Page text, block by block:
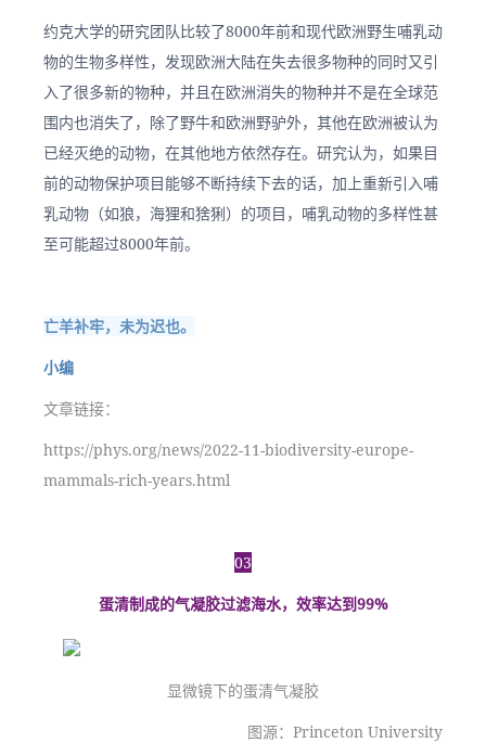
约克大学的研究团队比较了8000年前和现代欧洲野生哺乳动
物的生物多样性，发现欧洲大陆在失去很多物种的同时又引
入了很多新的物种，并且在欧洲消失的物种并不是在全球范
围内也消失了，除了野牛和欧洲野驴外，其他在欧洲被认为
已经灭绝的动物，在其他地方依然存在。研究认为，如果目
前的动物保护项目能够不断持续下去的话，加上重新引入哺
乳动物（如狼，海狸和猞猁）的项目，哺乳动物的多样性甚
至可能超过8000年前。
亡羊补牢，未为迟也。
小编
文章链接：
https://phys.org/news/2022-11-biodiversity-europe-
mammals-rich-years.html
03
蛋清制成的气凝胶过滤海水，效率达到99%
显微镜下的蛋清气凝胶
图源：Princeton University